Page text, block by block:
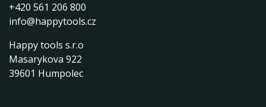
+420 561 206 800
info@happytools.cz
Happy tools s.r.o
Masarykova 922
39601 Humpolec